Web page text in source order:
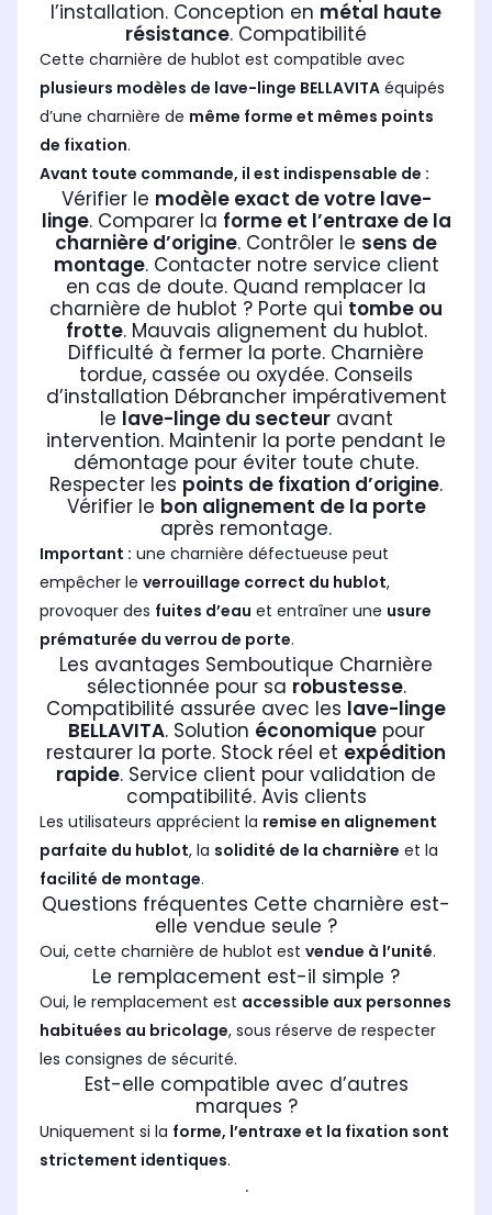
l’installation. Conception en métal haute
résistance . Compatibilité
Cette charnière de hublot est compatible avec
plusieurs modèles de lave-linge BELLAVITA équipés
d’une charnière de même forme et mêmes points
de fixation.
Avant toute commande, il est indispensable de :
Vérifier le modèle exact de votre lave-
linge . Comparer la forme et l’entraxe de la
charnière d’origine . Contrôler le sens de
montage. Contacter notre service client
en cas de doute. Quand remplacer la
charnière de hublot ? Porte qui tombe ou
frotte. Mauvais alignement du hublot.
Difficulté à fermer la porte. Charnière
tordue, cassée ou oxydée. Conseils
d’installation Débrancher impérativement
le lave-linge du secteuravant
intervention. Maintenir la porte pendant le
démontage pour éviter toute chute.
Respecter les points de fixation d’origine.
Vérifier le bon alignement de la porte
après remontage.
Important : une charnière défectueuse peut
empêcher le verrouillage correct du hublot,
provoquer des fuites d’eau et entraîner une usure
prématurée du verrou de porte.
Les avantages Semboutique Charnière
sélectionnée pour sa robustesse.
Compatibilité assurée avec les lave-linge
BELLAVITA . Solution économiquepour
restaurer la porte. Stock réel et expédition
rapide. Service client pour validation de
compatibilité. Avis clients
Les utilisateurs apprécient la remise en alignement
parfaite du hublot, la solidité de la charnière et la
facilité de montage.
Questions fréquentes Cette charnière est-
elle vendue seule ?
Oui, cette charnière de hublot est vendue à l’unité.
Le remplacement est-il simple ?
Oui, le remplacement est accessible aux personnes
habituées au bricolage, sous réserve de respecter
les consignes de sécurité.
Est-elle compatible avec d’autres
marques ?
Uniquement si la forme, l’entraxe et la fixation sont
strictement identiques.
.